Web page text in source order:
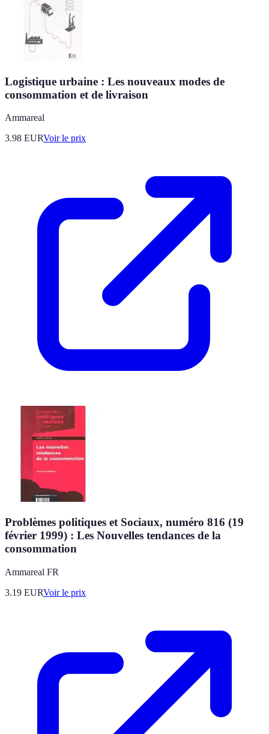
Logistique urbaine : Les nouveaux modes de
consommation et de livraison
Ammareal
3.98 EURVoir le prix
Problèmes politiques et Sociaux, numéro 816 (19
février 1999) : Les Nouvelles tendances de la
consommation
Ammareal FR
3.19 EURVoir le prix